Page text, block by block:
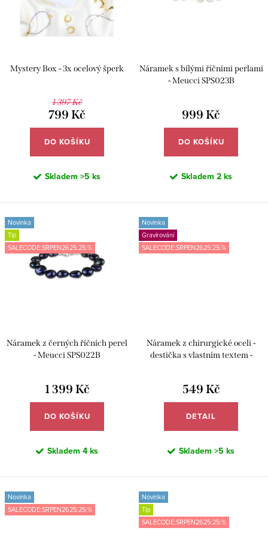
k
u
Mystery Box - 3x ocelový šperk
1 397 Kč
799 Kč
DO KOŠÍKU
Skladem >5 ks
Náramek s bílými říčními perlami
- Meucci SPS023B
999 Kč
DO KOŠÍKU
Skladem 2 ks
Novinka
Tip
SALECODE:SRPEN2625:25:%
Náramek z černých říčních perel
- Meucci SPS022B
1 399 Kč
DO KOŠÍKU
Skladem 4 ks
Novinka
Gravírování
SALECODE:SRPEN2625:25:%
Náramek z chirurgické oceli -
destička s vlastním textem -
549 Kč
DETAIL
Skladem >5 ks
Novinka
SALECODE:SRPEN2625:25:%
Novinka
Tip
SALECODE:SRPEN2625:25:%